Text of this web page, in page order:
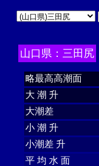
山口県：三田尻
略最高高潮面
大 潮 升
大潮差
小 潮 升
小潮差 升
平 均 水 面